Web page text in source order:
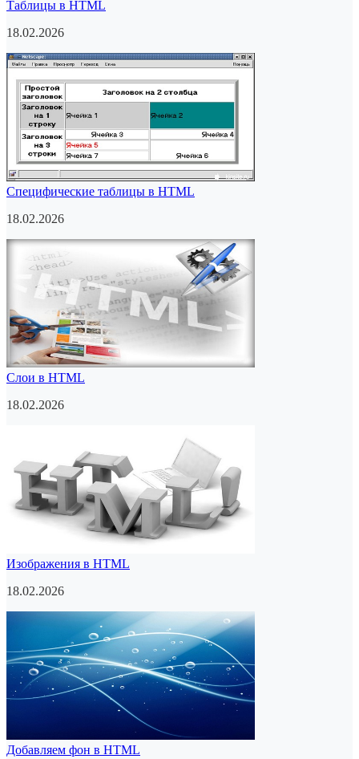
Таблицы в HTML
18.02.2026
Специфические таблицы в HTML
18.02.2026
Слои в HTML
18.02.2026
Изображения в HTML
18.02.2026
Добавляем фон в HTML